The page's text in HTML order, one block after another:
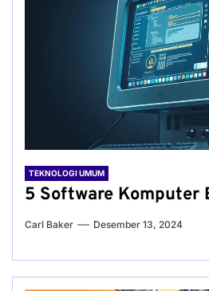
TEKNOLOGI UMUM
5 Software Komputer
Carl Baker Desember 13, 2024